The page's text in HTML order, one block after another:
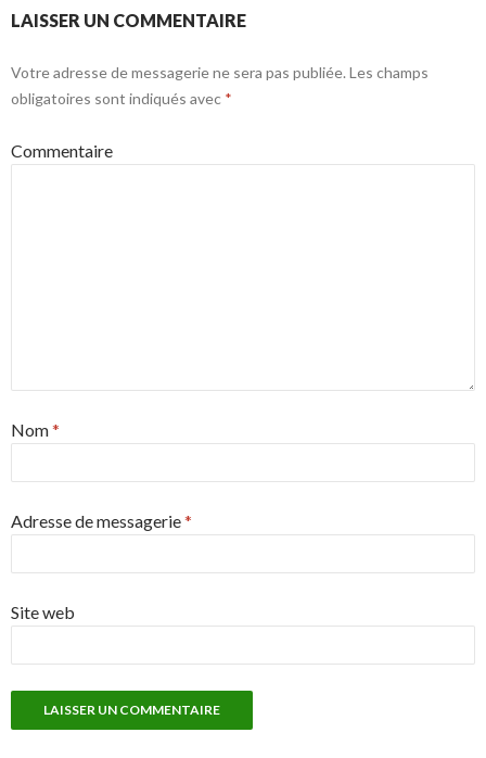
LAISSER UN COMMENTAIRE
Votre adresse de messagerie ne sera pas publiée. Les champs
obligatoires sont indiqués avec *
Commentaire
Nom*
Adresse de messagerie*
Site web